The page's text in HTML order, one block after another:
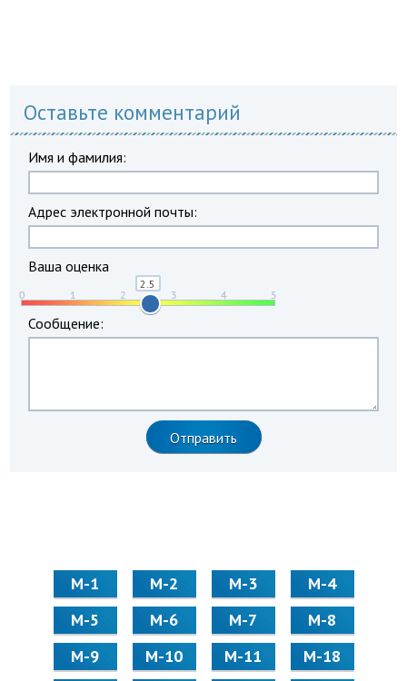
Оставьте комментарий
Имя и фамилия:
Адрес электронной почты:
Ваша оценка
Сообщение:
М-1 М-2 М-3
М-4
М-5
М-6 М-7
М-8
М-9
М-10 М-11
М-18